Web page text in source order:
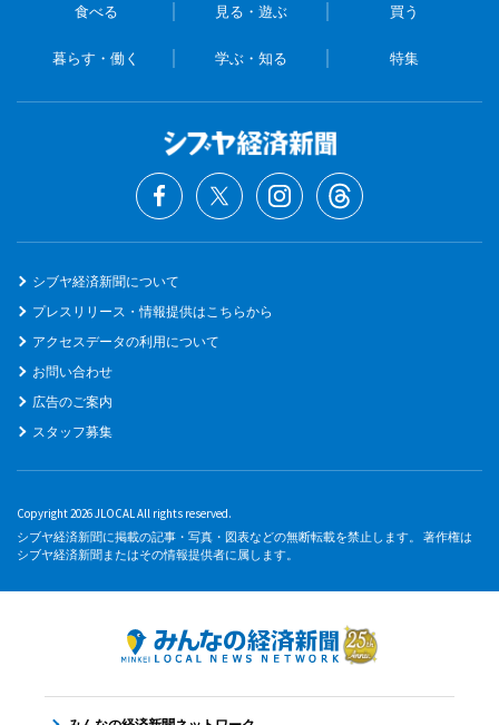
食べる 見る・遊ぶ 買う
暮らす・働く 学ぶ・知る 特集
シブヤ経済新聞について
プレスリリース・情報提供はこちらから
アクセスデータの利用について
お問い合わせ
広告のご案内
スタッフ募集
Copyright 2026 JLOCAL All rights reserved.
シブヤ経済新聞に掲載の記事・写真・図表などの無断転載を禁止します。 著作権は
シブヤ経済新聞またはその情報提供者に属します。